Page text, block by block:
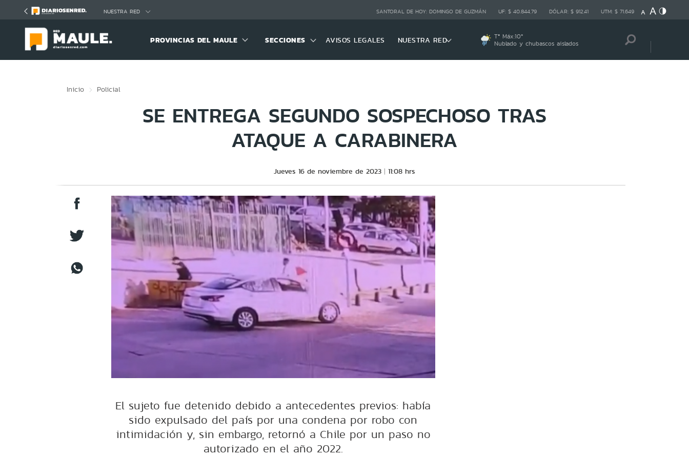
NUESTRA RED SANTORAL DE HOY: DOMINGO DE GUZMÁN UF: $ 40.844,79 DÓLAR: $ 912,41 UTM: $ 71.649
PROVINCIAS DEL MAULE SECCIONES AVISOS LEGALES NUESTRA RED Tª Máx:10º
Nublado y chubascos aislados
Inicio Policial
SE ENTREGA SEGUNDO SOSPECHOSO TRAS
ATAQUE A CARABINERA
Jueves 16 de noviembre de 2023 11:08 hrs
El sujeto fue detenido debido a antecedentes previos: había
sido expulsado del país por una condena por robo con
intimidación y, sin embargo, retornó a Chile por un paso no
autorizado en el año 2022.